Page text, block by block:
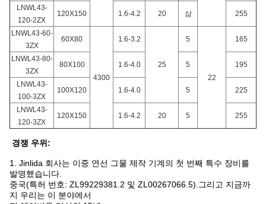
LNWL43-
120-2ZX
120X150 1.6-4.2 20 삼 255
LNWL43-60-
3ZX
60X80
4300
1.6-3.2
25
5
22
165
LNWL43-80-
3ZX
80X100 1.6-4.0 5 195
LNWL43-
100-3ZX
100X120 1.6-4.0 5 225
LNWL43-
120-3ZX
120X150 1.6-4.2 20 5 255
경쟁 우위 :
1. Jinlida 회사는 이중 연선 그물 제작 기계의 첫 번째 특수 장비를
발명했습니다.
중국(특허 번호: ZL99229381.2 및 ZL00267066.5).그리고 지금까
지 우리는 이 분야에서